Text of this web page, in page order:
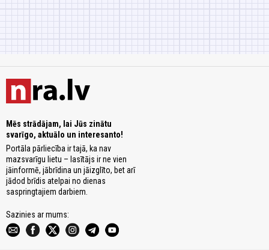
Mēs strādājam, lai Jūs zinātu
svarīgo, aktuālo un interesanto!
Portāla pārliecība ir tajā, ka nav
mazsvarīgu lietu – lasītājs ir ne vien
jāinformē, jābrīdina un jāizglīto, bet arī
jādod brīdis atelpai no dienas
saspringtajiem darbiem.
Sazinies ar mums: